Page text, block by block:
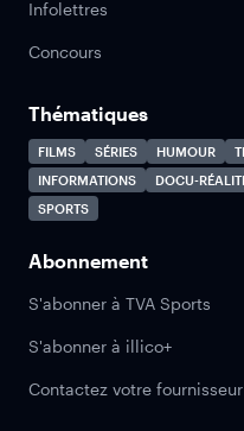
Infolettres
Concours
Thématiques
FILMS SÉRIES HUMOUR
INFORMATIONS
DOCU-
SPORTS
Abonnement
S'abonner à TVA Sports
S'abonner à illico+
Contactez votre